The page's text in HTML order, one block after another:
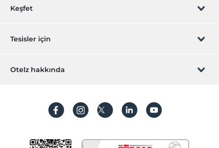
Rezervasyon yönet
Sıkça sorulan sorular
Keşfet
Hediye Kart
Hesap oluştur
Tesisler için
Hemen tesisinizi ekleyin
Otelz hakkında